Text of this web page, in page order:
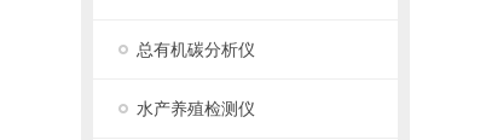
总有机碳分析仪
水产养殖检测仪